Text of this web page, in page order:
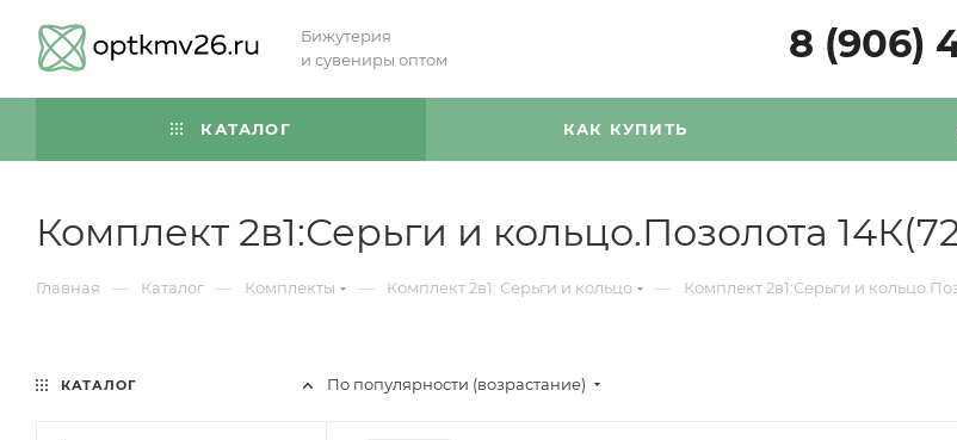
Бижутерия
и сувениры оптом
8 (906)
КАТАЛОГ КАК КУПИТЬ
Комплект 2в1:Серьги и кольцо.Позолота
Главная — Каталог — Комплекты — Комплект 2в1: Серьги и кольцо — Комплект 2в1:Серьги и
По популярности (возрастание)
КАТАЛОГ